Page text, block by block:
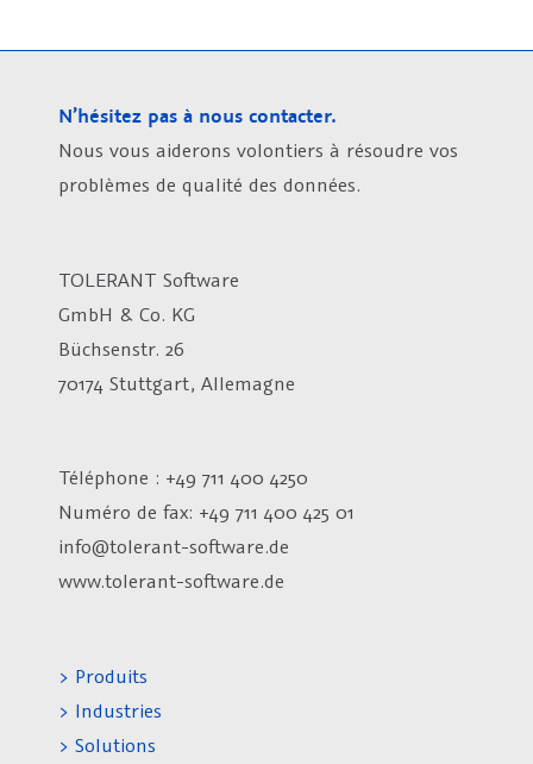
N’hésitez pas à nous contacter.
Nous vous aiderons volontiers à résoudre vos
problèmes de qualité des données.
TOLERANT Software
GmbH & Co. KG
Büchsenstr. 26
70174 Stuttgart, Allemagne
Téléphone : +49 711 400 4250
Numéro de fax: +49 711 400 425 01
info@tolerant-software.de
www.tolerant-software.de
> Produits
> Industries
> Solutions